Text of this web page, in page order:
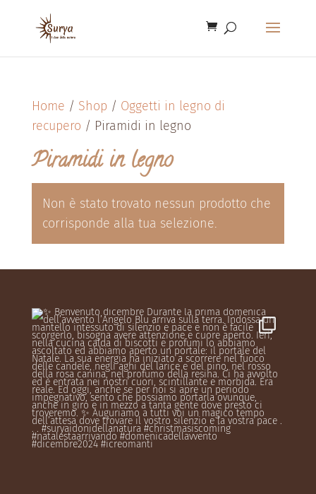
Home / Shop / Oggetti in legno di
recupero / Piramidi in legno
Piramidi in legno
Non è stato trovato nessun prodotto che
corrisponde alla tua selezione.